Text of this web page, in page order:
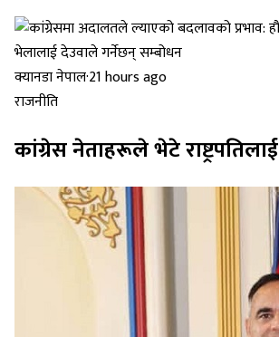
क्यानडा नेपाल·21 hours ago
राजनीति
कांग्रेस नेताहरूले भेटे राष्ट्रपतिलाई